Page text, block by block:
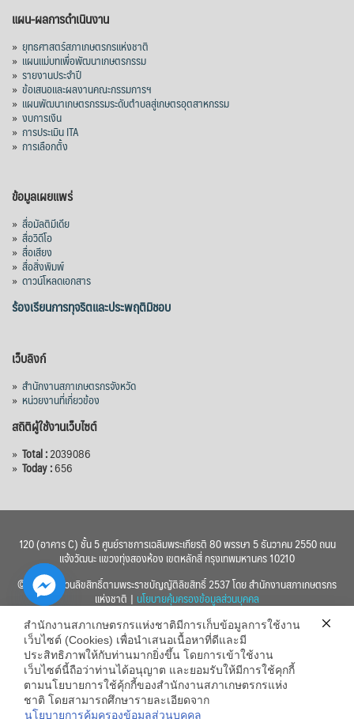
แผน-ผลการดำเนินงาน
» ยุทธศาสตร์สภาเกษตรกรแห่งชาติ
» แผนแม่บทเพื่อพัฒนาเกษตรกรรม
» รายงานประจำปี
» ข้อเสนอและผลงานคณะกรรมการฯ
» แผนพัฒนาเกษตรกรรมระดับตำบลสู่เกษตรอุตสาหกรรม
» งบการเงิน
» การประเมิน ITA
» การเลือกตั้ง
ข้อมูลเผยแพร่
» สื่อมัลติมีเดีย
» สื่อวิดีโอ
» สื่อเสียง
» สื่อสิ่งพิมพ์
» ดาวน์โหลดเอกสาร
ร้องเรียนการทุจริตและประพฤติมิชอบ
เว็บลิงก์
» สำนักงานสภาเกษตรกรจังหวัด
» หน่วยงานที่เกี่ยวข้อง
สถิติผู้ใช้งานเว็บไซต์
» Total :2039086
» Today :656
120 (อาคาร C) ชั้น 5 ศูนย์ราชการเฉลิมพระเกียรติ 80 พรรษา 5 ธันวาคม 2550 ถนน
แจ้งวัฒนะ แขวงทุ่งสองห้อง เขตหลักสี่ กรุงเทพมหานคร 10210
© 2560 สงวนลิขสิทธิ์ตามพระราชบัญญัติลิขสิทธิ์ 2537 โดย สำนักงานสภาเกษตรกร
แห่งชาติ | นโยบายคุ้มครองข้อมูลส่วนบุคคล
สำนักงานสภาเกษตรกรแห่งชาติมีการเก็บข้อมูลการใช้งาน
เว็บไซต์ (Cookies) เพื่อนำเสนอเนื้อหาที่ดีและมี
ประสิทธิภาพให้กับท่านมากยิ่งขึ้น โดยการเข้าใช้งาน
เว็บไซต์นี้ถือว่าท่านได้อนุญาต และยอมรับให้มีการใช้คุกกี้
ตามนโยบายการใช้คุ้กกี้ของสำนักงานสภาเกษตรกรแห่ง
ชาติ โดยสามารถศึกษารายละเอียดจาก
นโยบายการคุ้มครองข้อมูลส่วนบุคคล
Hide
chaty